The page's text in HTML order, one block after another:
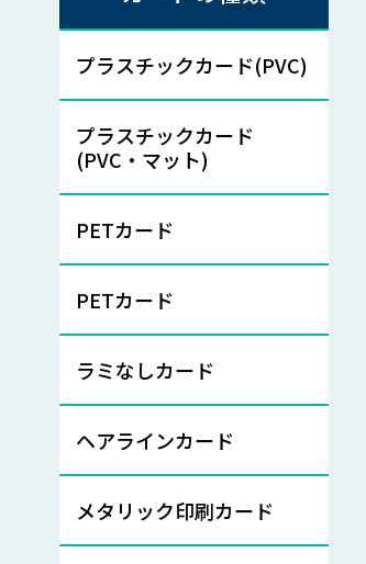
プラスチックカード(PVC)
プラスチックカード
(PVC・マット)
PETカード
PETカード
ラミなしカード
ヘアラインカード
メタリック印刷カード